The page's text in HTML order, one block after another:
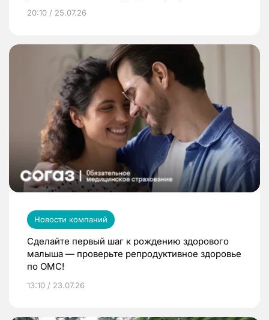
20:10 / 25.07.26
Новости компаний
Сделайте первый шаг к рождению здорового
малыша — проверьте репродуктивное здоровье
по ОМС!
13:10 / 23.07.26